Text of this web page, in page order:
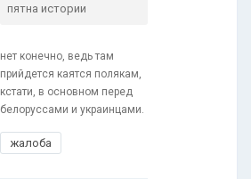
пятна истории
нет конечно, ведь там
прийдется каятся полякам,
кстати, в основном перед
белоруссами и украинцами.
жалоба